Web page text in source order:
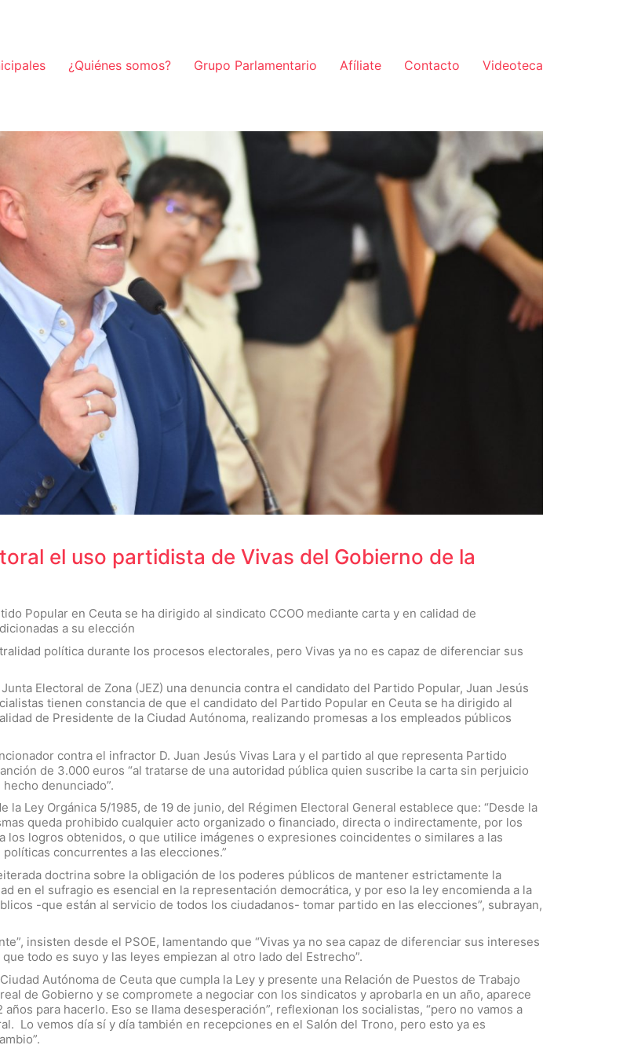
¿Quiénes somos? Grupo Parlamentario Afíliate Contacto Videoteca
el uso partidista de Vivas del Gobierno de la
Popular en Ceuta se ha dirigido al sindicato CCOO mediante carta y en calidad de
a su elección
política durante los procesos electorales, pero Vivas ya no es capaz de diferenciar sus
Electoral de Zona (JEZ) una denuncia contra el candidato del Partido Popular, Juan Jesús
tienen constancia de que el candidato del Partido Popular en Ceuta se ha dirigido al
de Presidente de la Ciudad Autónoma, realizando promesas a los empleados públicos
contra el infractor D. Juan Jesús Vivas Lara y el partido al que representa Partido
de 3.000 euros “al tratarse de una autoridad pública quien suscribe la carta sin perjuicio
denunciado”.
Ley Orgánica 5/1985, de 19 de junio, del Régimen Electoral General establece que: “Desde la
queda prohibido cualquier acto organizado o financiado, directa o indirectamente, por los
logros obtenidos, o que utilice imágenes o expresiones coincidentes o similares a las
concurrentes a las elecciones.”
doctrina sobre la obligación de los poderes públicos de mantener estrictamente la
en el sufragio es esencial en la representación democrática, y por eso la ley encomienda a la
-que están al servicio de todos los ciudadanos- tomar partido en las elecciones”, subrayan,
insisten desde el PSOE, lamentando que “Vivas ya no sea capaz de diferenciar sus intereses
todo es suyo y las leyes empiezan al otro lado del Estrecho”.
Autónoma de Ceuta que cumpla la Ley y presente una Relación de Puestos de Trabajo
de Gobierno y se compromete a negociar con los sindicatos y aprobarla en un año, aparece
para hacerlo. Eso se llama desesperación”, reflexionan los socialistas, “pero no vamos a
Lo vemos día sí y día también en recepciones en el Salón del Trono, pero esto ya es